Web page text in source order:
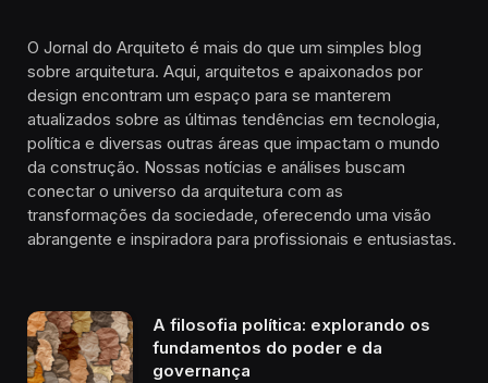
O Jornal do Arquiteto é mais do que um simples blog
sobre arquitetura. Aqui, arquitetos e apaixonados por
design encontram um espaço para se manterem
atualizados sobre as últimas tendências em tecnologia,
política e diversas outras áreas que impactam o mundo
da construção. Nossas notícias e análises buscam
conectar o universo da arquitetura com as
transformações da sociedade, oferecendo uma visão
abrangente e inspiradora para profissionais e entusiastas.
A filosofia política: explorando os
fundamentos do poder e da
governança